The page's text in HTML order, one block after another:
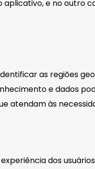
e no outro
as regiões
e dados
atendam às
dos